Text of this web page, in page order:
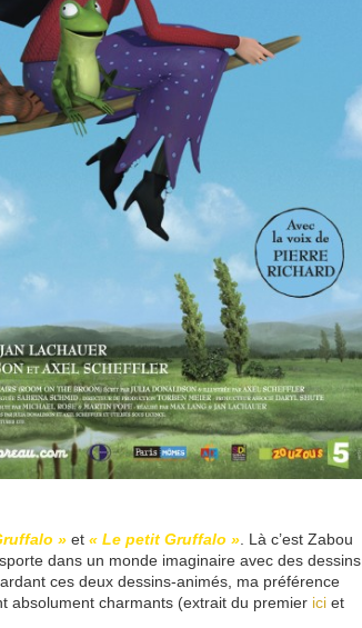
» et « Le petit Gruffalo » . Là c’est Zabou
dans un monde imaginaire avec des dessins
ces deux dessins-animés, ma préférence
absolument charmants (extrait du premier ici et